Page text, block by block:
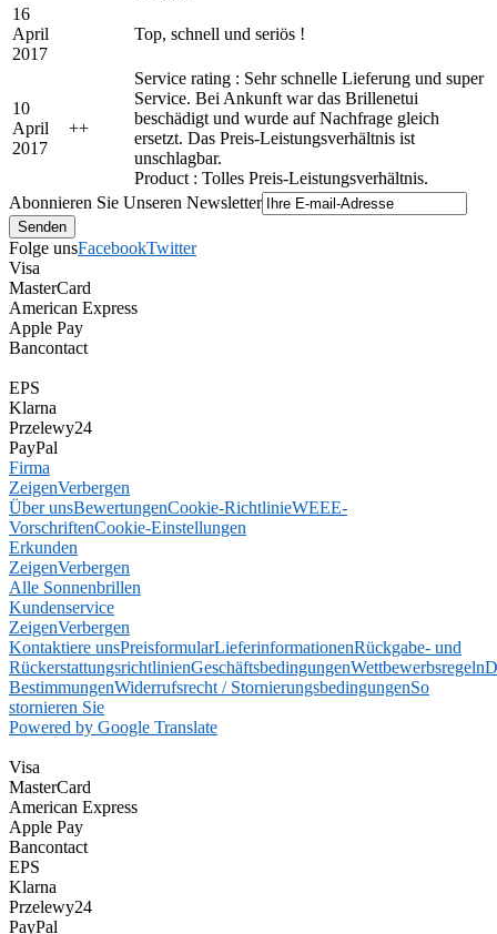
16
April
2017
Top, schnell und seriös !
10
April
2017
++
Service rating : Sehr schnelle Lieferung und super
Service. Bei Ankunft war das Brillenetui
beschädigt und wurde auf Nachfrage gleich
ersetzt. Das Preis-Leistungsverhältnis ist
unschlagbar.
Product : Tolles Preis-Leistungsverhältnis.
Abonnieren Sie Unseren Newsletter
Folge unsFacebookTwitter
Visa
MasterCard
American Express
Apple Pay
Bancontact
EPS
Klarna
Przelewy24
PayPal
Firma
ZeigenVerbergen
Über unsBewertungenCookie-RichtlinieWEEE-
VorschriftenCookie-Einstellungen
Erkunden
ZeigenVerbergen
Alle Sonnenbrillen
Kundenservice
ZeigenVerbergen
Kontaktiere unsPreisformularLieferinformationenRückgabe- und
RückerstattungsrichtlinienGeschäftsbedingungenWettbewerbsregeln
BestimmungenWiderrufsrecht / StornierungsbedingungenSo
stornieren Sie
Powered by Google Translate
Visa
MasterCard
American Express
Apple Pay
Bancontact
EPS
Klarna
Przelewy24
PayPal